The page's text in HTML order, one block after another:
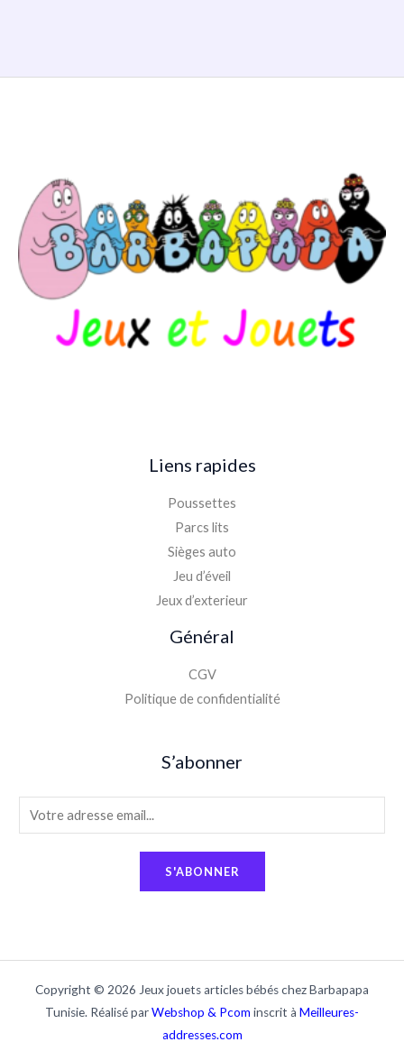
Liens rapides
Poussettes
Parcs lits
Sièges auto
Jeu d’éveil
Jeux d’exterieur
Général
CGV
Politique de confidentialité
S’abonner
m
S'ABONNER
Copyright © 2026 Jeux jouets articles bébés chez Barbapapa
Tunisie. Réalisé parWebshop & Pcom inscrit à Meilleures-
addresses.com